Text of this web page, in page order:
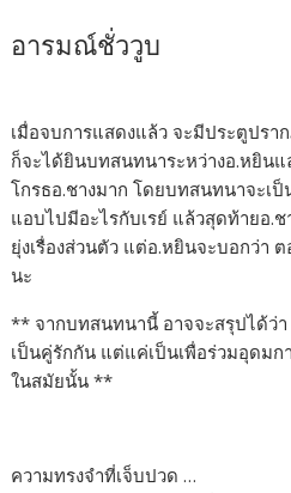
อารมณ์ชั่ววูบ
เมื่อจบการแสดงแล้ว จะมีประตูปรา
ก็จะได้ยินบทสนทนาระหว่างอ.หยินแ
โกรธอ.ชางมาก โดยบทสนทนาจะเป็
แอบไปมีอะไรกับเรย์ แล้วสุดท้ายอ.
ยุ่งเรื่องส่วนตัว แต่อ.หยินจะบอกว่า ต
นะ
** จากบทสนทนานี้ อาจจะสรุปได้ว่
เป็นคู่รักกัน แต่แค่เป็นเพื่อร่วมอุดม
ในสมัยนั้น **
ความทรงจำที่เจ็บปวด …